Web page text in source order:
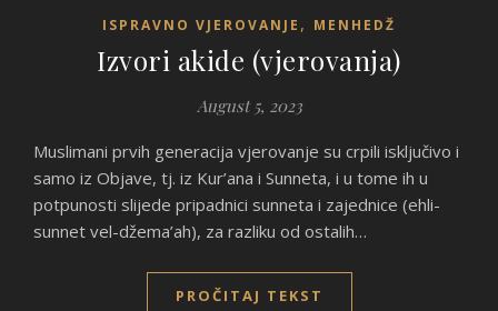
ISPRAVNO VJEROVANJE , MENHEDŽ
Izvori akide (vjerovanja)
August 5, 2023
Muslimani prvih generacija vjerovanje su crpili isključivo i
samo iz Objave, tj. iz Kur’ana i Sunneta, i u tome ih u
potpunosti slijede pripadnici sunneta i zajednice (ehli-
sunnet vel-džema’ah), za razliku od ostalih…
PROČITAJ TEKST